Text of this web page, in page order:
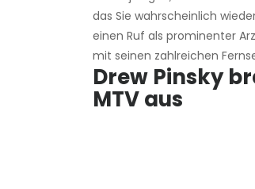
das Sie wahrscheinlich
einen Ruf als prominenter
mit seinen zahlreichen
Drew Pinsky
MTV aus